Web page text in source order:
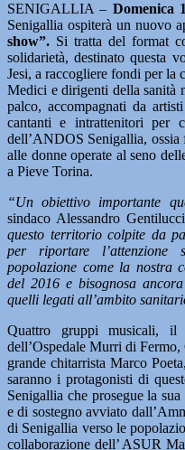
SENIGALLIA – Domenica
Senigallia ospiterà un nuovo
show”. Si tratta del format
solidarietà, destinato questa
Jesi, a raccogliere fondi per la
Medici e dirigenti della sanità
palco, accompagnati da
cantanti e intrattenitori per
dell’ANDOS Senigallia,
alle donne operate al seno
a Pieve Torina.
“Un obiettivo importante
sindaco Alessandro
questo territorio colpite da
per riportare
popolazione come la nostra
del 2016 e bisognosa
quelli legati all’ambito
Quattro gruppi musicali, il
dell’Ospedale Murri di
grande chitarrista Marco
saranno i protagonisti di
Senigallia che prosegue la
e di sostegno avviato
di Senigallia verso le
collaborazione dell’ ASUR